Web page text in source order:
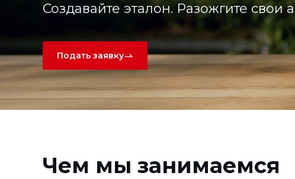
Создавайте эталон. Разожгите свои
Подать заявку
Чем мы занимаемся